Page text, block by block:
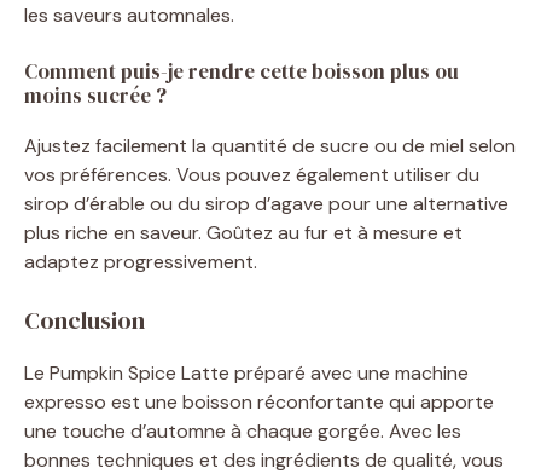
les saveurs automnales.
Comment puis-je rendre cette boisson plus ou
moins sucrée ?
Ajustez facilement la quantité de sucre ou de miel selon
vos préférences. Vous pouvez également utiliser du
sirop d’érable ou du sirop d’agave pour une alternative
plus riche en saveur. Goûtez au fur et à mesure et
adaptez progressivement.
Conclusion
Le Pumpkin Spice Latte préparé avec une machine
expresso est une boisson réconfortante qui apporte
une touche d’automne à chaque gorgée. Avec les
bonnes techniques et des ingrédients de qualité, vous